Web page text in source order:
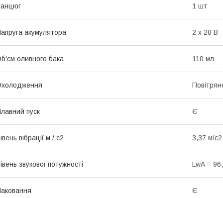
1 шт
акумулятора 2 х 20 В
оливного бака 110 мл
пуск Є
вібрації м / с2 3,37 м/
звукової потужності LwA =
Є